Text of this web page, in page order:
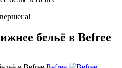
бельё в Befree